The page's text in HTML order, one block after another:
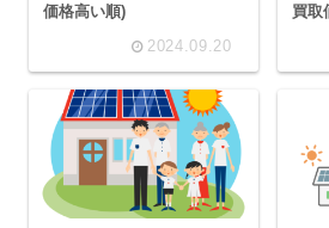
価格高い順)
2024.09.20
買取